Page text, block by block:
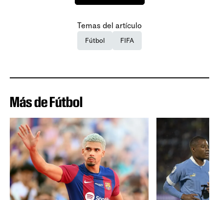
Temas del artículo
Fútbol FIFA
Más de Fútbol